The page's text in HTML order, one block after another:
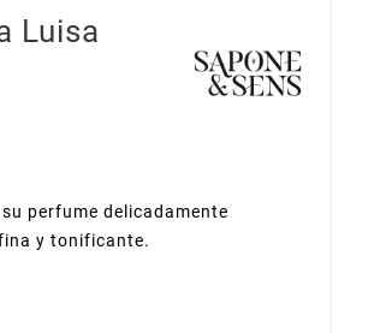
Luisa
perfume delicadamente
y tonificante.